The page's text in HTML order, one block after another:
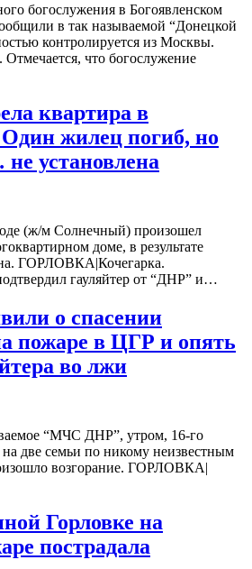
богослужения в Богоявленском
в так называемой “Донецкой
контролируется из Москвы.
что богослужение
квартира в
Один жилец погиб, но
установлена
(ж/м Солнечный) произошел
доме, в результате
ГОРЛОВКА|Кочегарка.
гауляйтер от “ДНР” и…
о спасении
пожаре в ЦГР и опять
во лжи
“МЧС ДНР”, утром, 16-го
две семьи по никому неизвестным
возгорание. ГОРЛОВКА|
Горловке на
пострадала